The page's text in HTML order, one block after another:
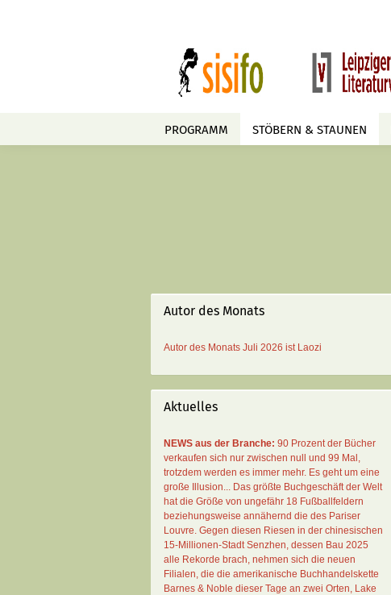
PROGRAMM STÖBERN & STAUNEN
Autor des Monats
Autor des Monats Juli 2026 ist Laozi
Aktuelles
NEWS aus der Branche: 90 Prozent der Bücher
verkaufen sich nur zwischen null und 99 Mal ,
trotzdem werden es immer mehr. Es geht um eine
große Illusion... Das größte Buchgeschäft der Welt
hat die Größe von ungefähr 18 Fußballfeldern
beziehungsweise annähernd die des Pariser
Louvre. Gegen diesen Riesen in der chinesischen
15-Millionen-Stadt Senzhen, dessen Bau 2025
alle Rekorde brach, nehmen sich die neuen
Filialen, die die amerikanische Buchhandelskette
Barnes & Noble dieser Tage an zwei Orten, Lake